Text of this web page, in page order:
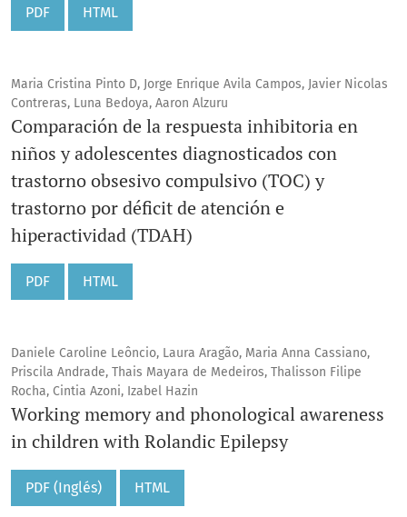
PDF HTML
Maria Cristina Pinto D, Jorge Enrique Avila Campos, Javier Nicolas
Contreras, Luna Bedoya, Aaron Alzuru
Comparación de la respuesta inhibitoria en
niños y adolescentes diagnosticados con
trastorno obsesivo compulsivo (TOC) y
trastorno por déficit de atención e
hiperactividad (TDAH)
PDF HTML
Daniele Caroline Leôncio, Laura Aragão, Maria Anna Cassiano,
Priscila Andrade, Thais Mayara de Medeiros, Thalisson Filipe
Rocha, Cintia Azoni, Izabel Hazin
Working memory and phonological awareness
in children with Rolandic Epilepsy
PDF (Inglés) HTML